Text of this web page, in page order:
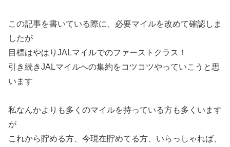
この記事を書いている際に、必要マイルを改めて確認しま
したが
目標はやはりJALマイルでのファーストクラス！
引き続きJALマイルへの集約をコツコツやっていこうと思
います
私なんかよりも多くのマイルを持っている方も多くいます
が
これから貯める方、今現在貯めてる方、いらっしゃれば、